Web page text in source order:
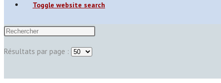
Toggle website search
Résultats par page :